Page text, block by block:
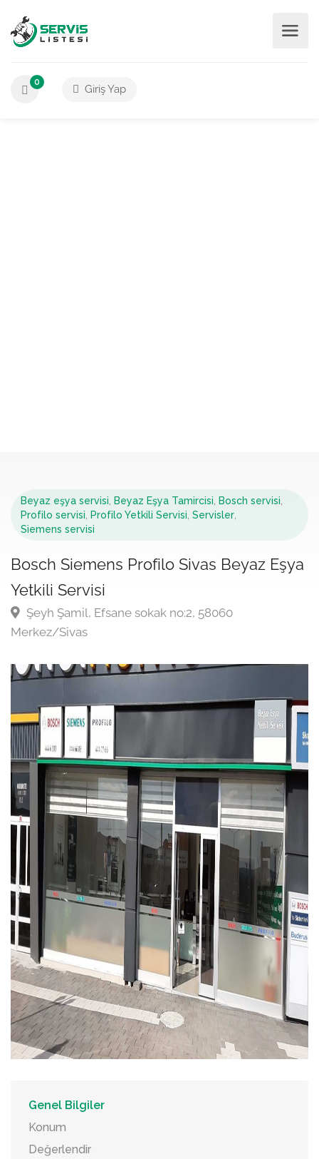
0
Giriş Yap
Beyaz eşya servisi Beyaz Eşya Tamircisi Bosch servisi
Profilo servisi
Profilo Yetkili Servisi Servisler
Siemens servisi
Bosch Siemens Profilo Sivas Beyaz Eşya
Yetkili Servisi
Şeyh Şamil, Efsane sokak no:2, 58060
Merkez/Sivas
Genel Bilgiler
Konum
Değerlendir